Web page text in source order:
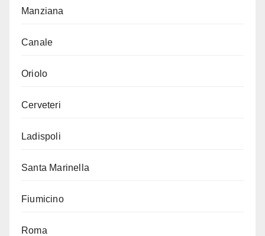
Manziana
Canale
Oriolo
Cerveteri
Ladispoli
Santa Marinella
Fiumicino
Roma